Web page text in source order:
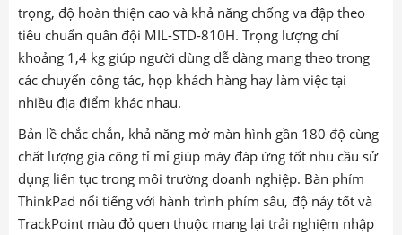
trọng, độ hoàn thiện cao và khả năng chống va đập theo
tiêu chuẩn quân đội MIL-STD-810H. Trọng lượng chỉ
khoảng 1,4 kg giúp người dùng dễ dàng mang theo trong
các chuyến công tác, họp khách hàng hay làm việc tại
nhiều địa điểm khác nhau.
Bản lề chắc chắn, khả năng mở màn hình gần 180 độ cùng
chất lượng gia công tỉ mỉ giúp máy đáp ứng tốt nhu cầu sử
dụng liên tục trong môi trường doanh nghiệp. Bàn phím
ThinkPad nổi tiếng với hành trình phím sâu, độ nảy tốt và
TrackPoint màu đỏ quen thuộc mang lại trải nghiệm nhập